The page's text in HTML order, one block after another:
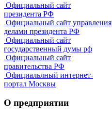
Официальный сайт
президента РФ
Официальный сайт управления
делами президента РФ
Официальный сайт
государственный думы рф
Официальный сайт
правительства РФ
Официальлный интернет-
портал Москвы
О предприятии